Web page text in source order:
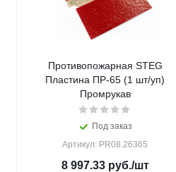
Противопожарная STEG
Пластина ПР-65 (1 шт/уп)
Промрукав
Под заказ
Артикул: PR08.26365
8 997.33руб./шт